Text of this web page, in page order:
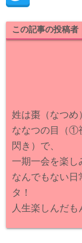
この記事の投稿者
姓は棗（なつめ
ななつの目（
閃き）で、
一期一会を楽し
なんでもない日
タ！
人生楽しんだも